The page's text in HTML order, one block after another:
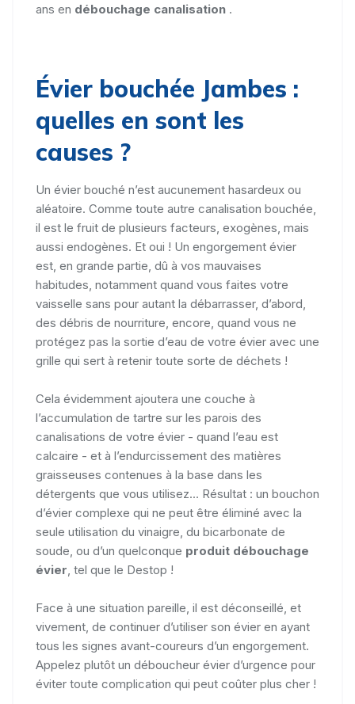
ans en débouchage canalisation .
Évier bouchée Jambes :
quelles en sont les
causes ?
Un évier bouché n’est aucunement hasardeux ou
aléatoire. Comme toute autre canalisation bouchée,
il est le fruit de plusieurs facteurs, exogènes, mais
aussi endogènes. Et oui ! Un engorgement évier
est, en grande partie, dû à vos mauvaises
habitudes, notamment quand vous faites votre
vaisselle sans pour autant la débarrasser, d’abord,
des débris de nourriture, encore, quand vous ne
protégez pas la sortie d’eau de votre évier avec une
grille qui sert à retenir toute sorte de déchets !
Cela évidemment ajoutera une couche à
l’accumulation de tartre sur les parois des
canalisations de votre évier - quand l’eau est
calcaire - et à l’endurcissement des matières
graisseuses contenues à la base dans les
détergents que vous utilisez... Résultat : un bouchon
d’évier complexe qui ne peut être éliminé avec la
seule utilisation du vinaigre, du bicarbonate de
soude, ou d’un quelconque produit débouchage
évier , tel que le Destop !
Face à une situation pareille, il est déconseillé, et
vivement, de continuer d’utiliser son évier en ayant
tous les signes avant-coureurs d’un engorgement.
Appelez plutôt un déboucheur évier d’urgence pour
éviter toute complication qui peut coûter plus cher !